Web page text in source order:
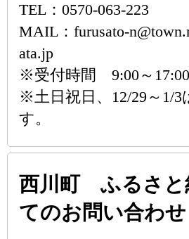
TEL：0570-063-223
MAIL：furusato-
ata.jp
※受付時間 9:00～17:00
※土日祝日、12/29～1/3
す。
西川町 ふるさと
てのお問い合わせ